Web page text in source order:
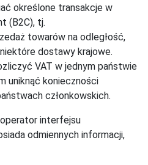
określone transakcje w
(B2C), tj.
towarów na odległość,
dostawy krajowe.
VAT w jednym państwie
uniknąć konieczności
członkowskich.
interfejsu
odmiennych informacji,